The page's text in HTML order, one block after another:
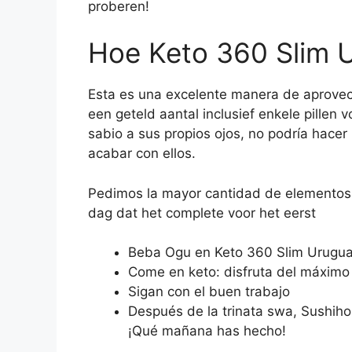
proberen!
Hoe Keto 360 Slim
Esta es una excelente manera de
een geteld aantal inclusief enkele pillen
sabio a sus propios ojos, no podría
acabar con ellos.
Pedimos la mayor cantidad de
dag dat het complete voor het eerst
Beba Ogu en Keto 360 Slim
Come en keto: disfruta del
Sigan con el buen trabajo
Después de la trinata swa,
¡Qué mañana has hecho!